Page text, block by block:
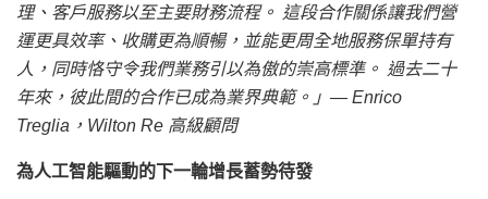
理、客戶服務以至主要財務流程。 這段合作關係讓我們營
運更具效率、收購更為順暢，並能更周全地服務保單持有
人，同時恪守令我們業務引以為傲的崇高標準。 過去二十
年來，彼此間的合作已成為業界典範。」— Enrico
Treglia，Wilton Re 高級顧問
為人工智能驅動的下一輪增長蓄勢待發